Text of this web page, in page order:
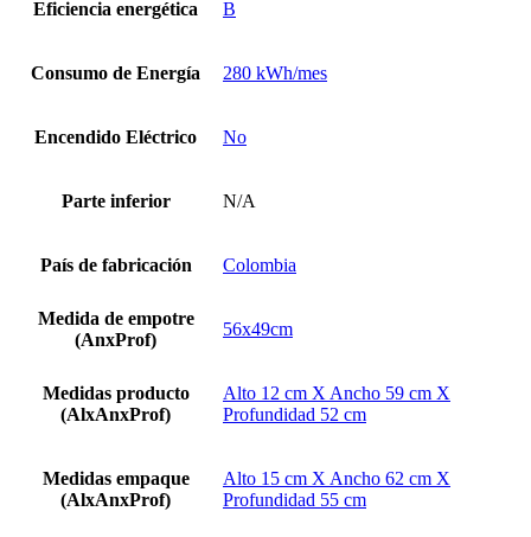
Eficiencia energética B
Consumo de Energía 280 kWh/mes
Encendido Eléctrico No
Parte inferior N/A
País de fabricación Colombia
Medida de empotre
(AnxProf)
56x49cm
Medidas producto
(AlxAnxProf)
Alto 12 cm X Ancho 59 cm X
Profundidad 52 cm
Medidas empaque
(AlxAnxProf)
Alto 15 cm X Ancho 62 cm X
Profundidad 55 cm